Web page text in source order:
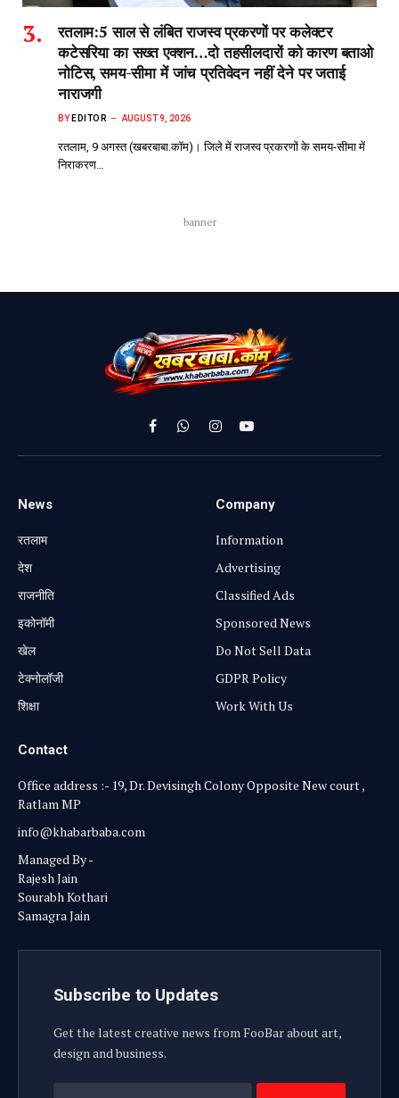
रतलाम:5 साल से लंबित राजस्व प्रकरणों पर कलेक्टर
कटेसरिया का सख्त एक्शन…दो तहसीलदारों को कारण बताओ
नोटिस, समय-सीमा में जांच प्रतिवेदन नहीं देने पर जताई
नाराजगी
BY EDITOR AUGUST 9, 2026
रतलाम, 9 अगस्त (खबरबाबा.कॉम)। जिले में राजस्व प्रकरणों के समय-सीमा में
निराकरण…
banner
FacebookWhatsApp
InstagramYouTube
News
रतलाम
⁠देश
राजनीति
⁠इकोनॉमी
खेल
टेक्नोलॉजी
शिक्षा
Company
Information
Advertising
Classified Ads
Sponsored News
Do Not Sell Data
GDPR Policy
Work With Us
Contact
Office address :- 19, Dr. Devisingh Colony Opposite New court ,
Ratlam MP
info@khabarbaba.com
Managed By -
Rajesh Jain
Sourabh Kothari
Samagra Jain
Subscribe to Updates
Get the latest creative news from FooBar about art,
design and business.